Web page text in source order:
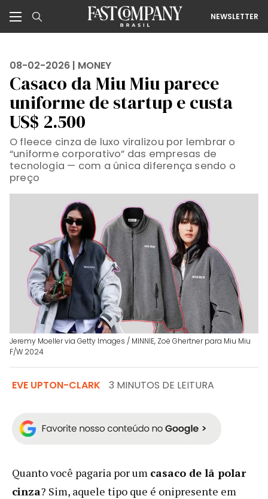
NEWSLETTER
08-02-2026 | MONEY
Casaco da Miu Miu parece
uniforme de startup e custa
US$ 2.500
O fleece cinza de luxo viralizou por lembrar o
“uniforme corporativo” das empresas de
tecnologia — com a única diferença sendo o
preço
Jeremy Moeller via Getty Images / MINNIE, Zoë Ghertner para Miu Miu
F/W 2024
EVE UPTON-CLARK 3 MINUTOS DE LEITURA
Quanto você pagaria por um casaco de lã polar
cinza? Sim, aquele tipo que é onipresente em